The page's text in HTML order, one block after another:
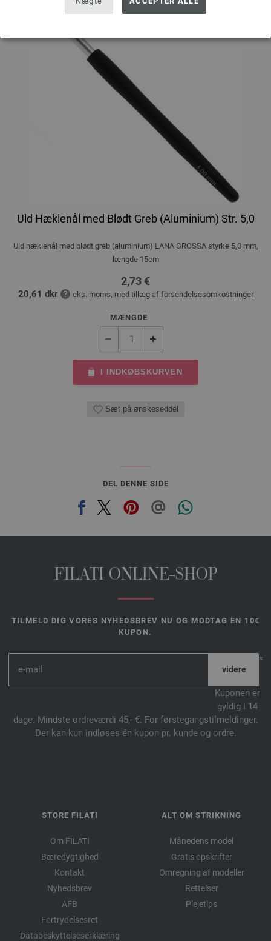
Uld Hæklenål med Blødt Greb (Aluminium) Str. 5,0
Uld hæklenål med blødt greb (aluminium) LANA GROSSA styrke 5,0 mm,
længde 15cm
2,73 €
20,61 dkr eks. moms, med tillæg af forsendelsesomkostninger
MÆNGDE
I INDKØBSKURVEN
Sæt på ønskeseddel
DEL DENNE SIDE
FILATI ONLINE-SHOP
TILMELD DIG VORES NYHEDSBREV NU OG MODTAG EN 10€
KUPON.
*
Kuponen er
gyldig i 14
dage. Mindste ordreværdi 45,- €. For førstegangstilmeldinger.
Der kan kun indløses én kupon pr. kunde og ordre.
STORE FILATI
Om FILATI
Bæredygtighed
Kontakt
Nyhedsbrev
AFB
Fortrydelsesret
Databeskyttelseserklæring
ALT OM STRIKNING
Månedens model
Gratis opskrifter
Omregning af modeller
Rettelser
Plejetips